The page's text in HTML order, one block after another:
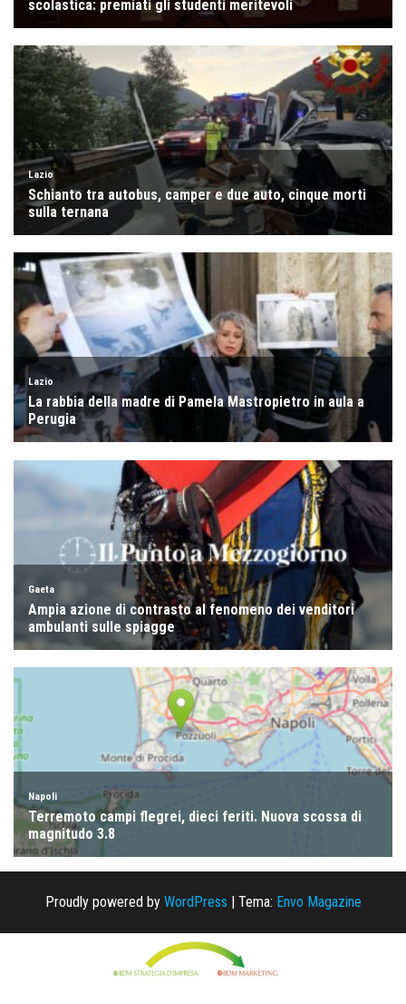
Proudly powered by WordPress | Tema: Envo Magazine